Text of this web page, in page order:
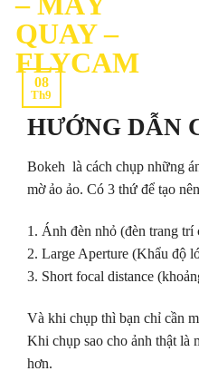
08
Th9
HƯỚNG DẪN
Bokeh là cách chụp những
mờ ảo ảo. Có 3 thứ để tạo
1. Ánh đèn nhỏ (đèn trang
2. Large Aperture (Khẩu độ
3. Short focal distance
Và khi chụp thì bạn chỉ cần
Khi chụp sao cho ảnh thật là
hơn.